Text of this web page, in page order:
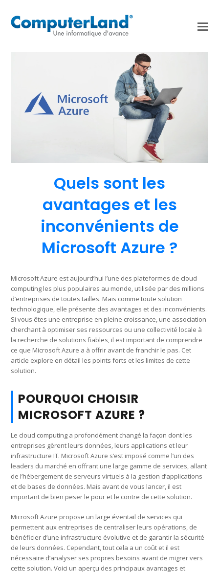
Quels sont les
avantages et les
inconvénients de
Microsoft Azure ?
Microsoft Azure est aujourd’hui l’une des plateformes de cloud
computing les plus populaires au monde, utilisée par des millions
d’entreprises de toutes tailles. Mais comme toute solution
technologique, elle présente des avantages et des inconvénients.
Si vous êtes une entreprise en pleine croissance, une association
cherchant à optimiser ses ressources ou une collectivité locale à
la recherche de solutions fiables, il est important de comprendre
ce que Microsoft Azure a à offrir avant de franchir le pas. Cet
article explore en détail les points forts et les limites de cette
solution.
POURQUOI CHOISIR
MICROSOFT AZURE ?
Le cloud computing a profondément changé la façon dont les
entreprises gèrent leurs données, leurs applications et leur
infrastructure IT. Microsoft Azure s’est imposé comme l’un des
leaders du marché en offrant une large gamme de services, allant
de l’hébergement de serveurs virtuels à la gestion d’applications
et de bases de données. Mais avant de vous lancer, il est
important de bien peser le pour et le contre de cette solution.
Microsoft Azure propose un large éventail de services qui
permettent aux entreprises de centraliser leurs opérations, de
bénéficier d’une infrastructure évolutive et de garantir la sécurité
de leurs données. Cependant, tout cela a un coût et il est
nécessaire d’analyser ses propres besoins avant de migrer vers
cette solution. Voici un aperçu des principaux avantages et